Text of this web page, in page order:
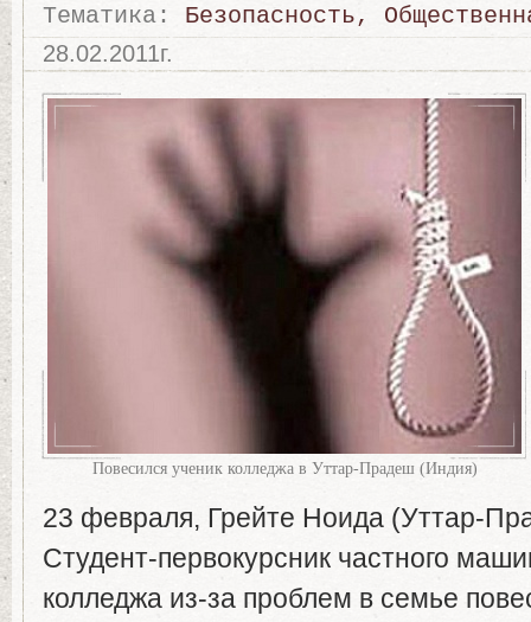
Тематика:
Безопасность,
28.02.2011г.
Повесился ученик колледжа в Уттар-Прадеш (Индия)
23 февраля, Грейте Ноида (Уттар-
Студент-первокурсник частного
колледжа из-за проблем в семье